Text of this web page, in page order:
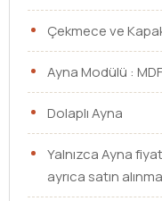
Çekmece ve
Ayna Modülü :
Dolaplı Ayna
Yalnızca Ayna
ayrıca satın